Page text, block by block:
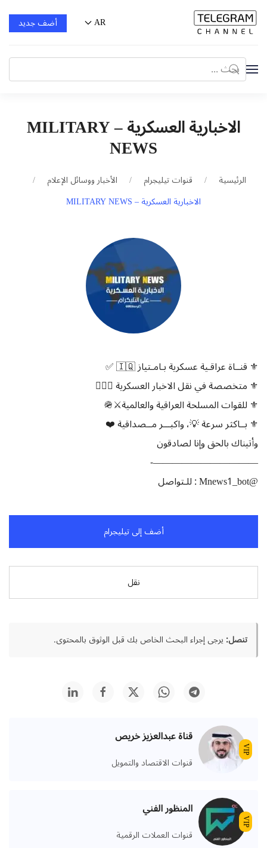
AR أضف جديد
الاخبارية العسكرية – MILITARY
NEWS
الرئيسية قنوات تيليجرام
الأخبار ووسائل الإعلام
الاخبارية العسكرية – MILITARY NEWS
⚜️ قنــاة عراقـية عسكرية بـامـتياز 🇮🇶 ✅
⚜️ متخصصة في نقل الاخبار العسكرية 👨🏻‍✈️
⚜️ للقوات المسلحة العراقية والعالمية⚔️🪖
⚜️ بــاكثر سرعة 💡، واكبـــر مــصداقية ❤️
وأتيناك بالحق وإنا لصادقون
———————————-
@Mnews1_bot : للـتواصل
أضف إلى تيليجرام
نقل
تنصل:يرجى إجراء البحث الخاص بك قبل الوثوق بالمحتوى.
VIP
قناة عبدالعزيز خريص
قنوات الاقتصاد والتمويل
VIP
المنظور الفني
قنوات العملات الرقمية